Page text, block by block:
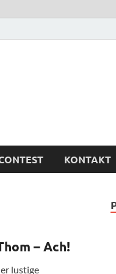
KONTAKT
– Ach!
lustige